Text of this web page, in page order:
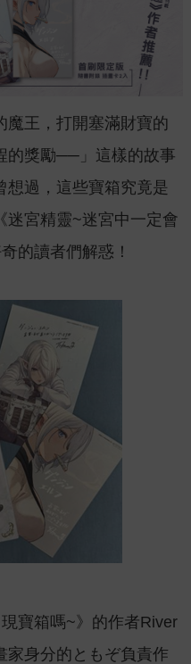
魔王，打開塞滿財寶的
的獎勵──」這樣的故事
想過，這些寶箱究竟是
迷宮精靈~迷宮中一定會
的讀者們解惑！
寶箱嗎~》的作者River
家身分的ともぞ負責作